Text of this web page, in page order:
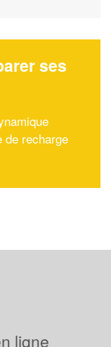
ses
de recharge
ligne